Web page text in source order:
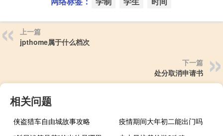
上一篇
jpthome属于什么档次
下一篇
处分取消申请书
相关问题
侠盗猎车自由城故事攻略
疫情期间大年初二能出门吗